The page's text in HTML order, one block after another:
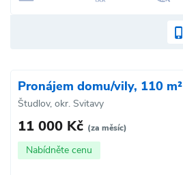
Pronájem domu/vily, 110 m²
Študlov, okr. Svitavy
11 000 Kč (za měsíc)
Nabídněte cenu